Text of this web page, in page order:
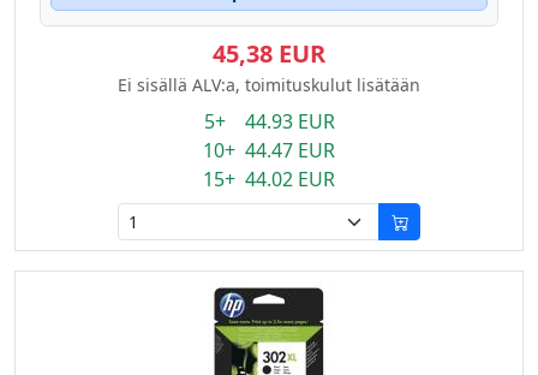
45,38 EUR
Ei sisällä ALV:a, toimituskulut lisätään
5+ 44.93 EUR
10+ 44.47 EUR
15+ 44.02 EUR